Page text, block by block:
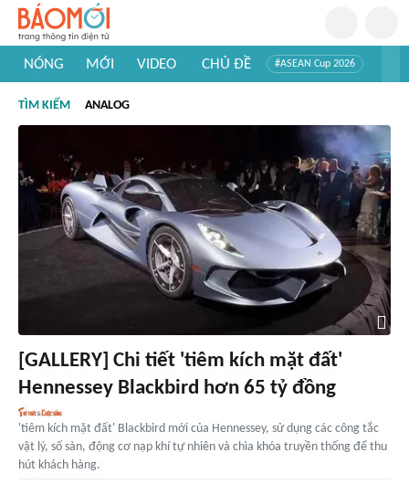
NÓNG MỚI VIDEO CHỦ ĐỀ #ASEAN Cup 2026
#Khám phá thế giới
TÌM KIẾM ANALOG
[GALLERY] Chi tiết 'tiêm kích mặt đất'
Hennessey Blackbird hơn 65 tỷ đồng
'tiêm kích mặt đất' Blackbird mới của Hennessey, sử dụng các công tắc
vật lý, số sàn, động cơ nạp khí tự nhiên và chìa khóa truyền thống để thu
hút khách hàng.